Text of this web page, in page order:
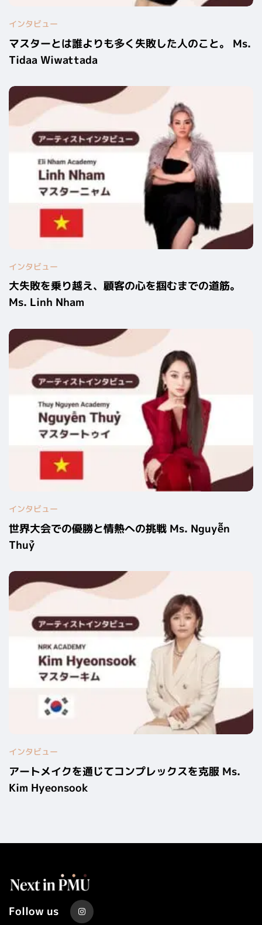
インタビュー
マスターとは誰よりも多く失敗した人のこと。 Ms.
Tidaa Wiwattada
インタビュー
大失敗を乗り越え、顧客の心を掴むまでの道筋。
Ms. Linh Nham
インタビュー
世界大会での優勝と情熱への挑戦 Ms. Nguyễn
Thuỷ
インタビュー
アートメイクを通じてコンプレックスを克服 Ms.
Kim Hyeonsook
Follow us